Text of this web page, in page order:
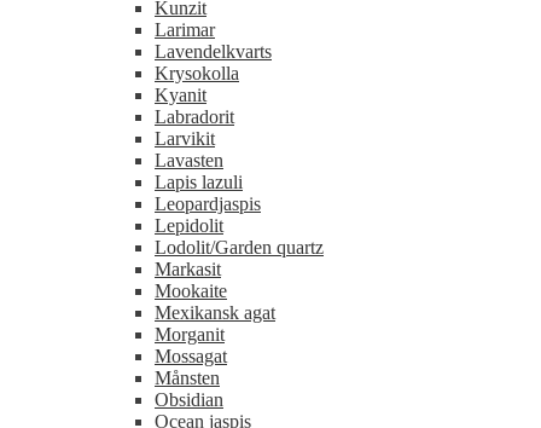
Kunzit
Larimar
Lavendelkvarts
Krysokolla
Kyanit
Labradorit
Larvikit
Lavasten
Lapis lazuli
Leopardjaspis
Lepidolit
Lodolit/Garden quartz
Markasit
Mookaite
Mexikansk agat
Morganit
Mossagat
Månsten
Obsidian
Ocean jaspis